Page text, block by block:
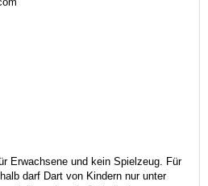
Erwachsene und kein Spielzeug. Für
darf Dart von Kindern nur unter